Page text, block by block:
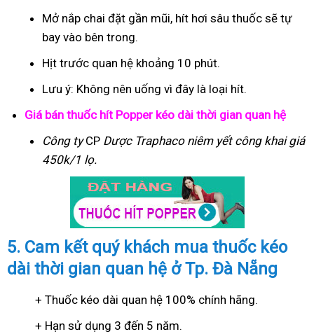
Mở nắp chai đặt gần mũi, hít hơi sâu thuốc sẽ tự
bay vào bên trong.
Hịt trước quan hệ khoảng 10 phút.
Lưu ý: Không nên uống vì đây là loại hít.
Giá bán thuốc hít Popper kéo dài thời gian quan hệ
Công tyCP Dược Traphaconiêm yết công khai giá
450k/1 lọ.
5. Cam kết quý khách mua thuốc kéo
dài thời gian quan hệ ở Tp. Đà Nẵng
+ Thuốc kéo dài quan hệ 100% chính hãng.
+ Hạn sử dụng 3 đến 5 năm.